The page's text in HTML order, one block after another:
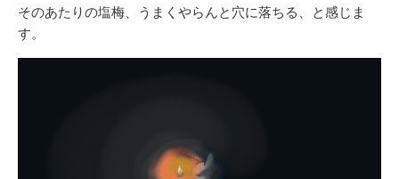
そのあたりの塩梅、うまくやらんと穴に落ちる、と感じま
す。